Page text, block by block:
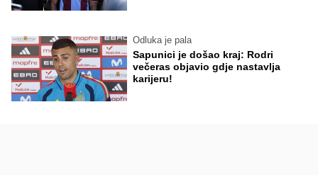
Odluka je pala
Sapunici je došao kraj: Rodri
večeras objavio gdje nastavlja
karijeru!